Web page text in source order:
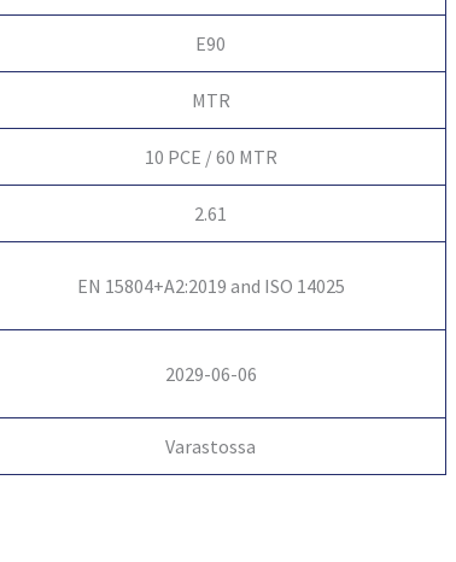
E90
MTR
10 PCE / 60 MTR
2.61
EN 15804+A2:2019 and ISO 14025
2029-06-06
Varastossa